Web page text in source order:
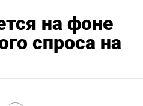
на фоне
спроса на